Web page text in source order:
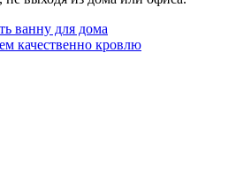
ванну для дома
качественно кровлю